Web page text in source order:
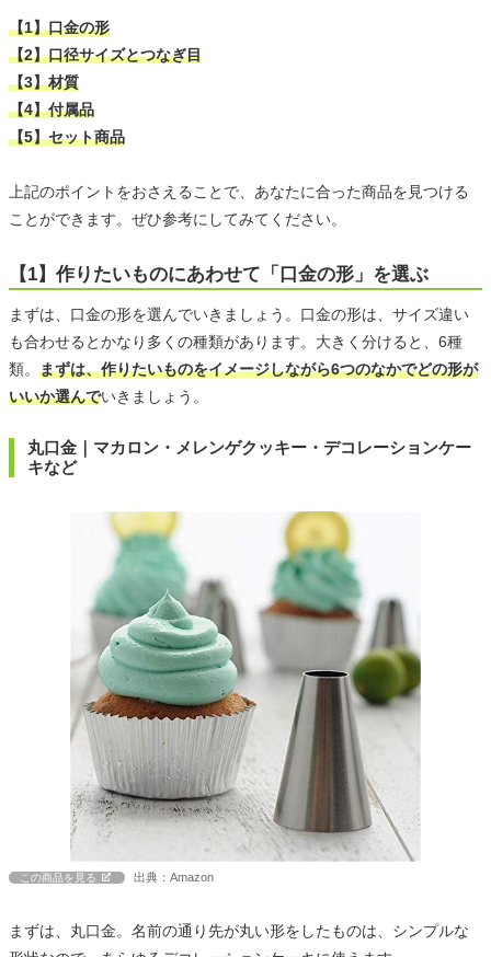
【1】口金の形
【2】口径サイズとつなぎ目
【3】材質
【4】付属品
【5】セット商品
上記のポイントをおさえることで、あなたに合った商品を見つける
ことができます。ぜひ参考にしてみてください。
【1】作りたいものにあわせて「口金の形」を選ぶ
まずは、口金の形を選んでいきましょう。口金の形は、サイズ違い
も合わせるとかなり多くの種類があります。大きく分けると、6種
類。 まずは、作りたいものをイメージしながら6つのなかでどの形が
いいか選んでいきましょう。
丸口金｜マカロン・メレンゲクッキー・デコレーションケー
キなど
この商品を見る 出典：Amazon
まずは、丸口金。名前の通り先が丸い形をしたものは、シンプルな